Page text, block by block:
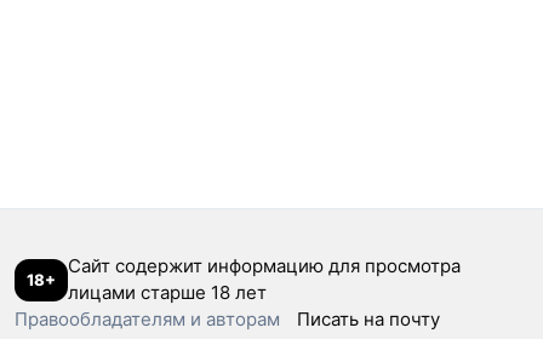
18+
Сайт содержит информацию для просмотра
лицами старше 18 лет
Правообладателям и авторам
Писать на почту